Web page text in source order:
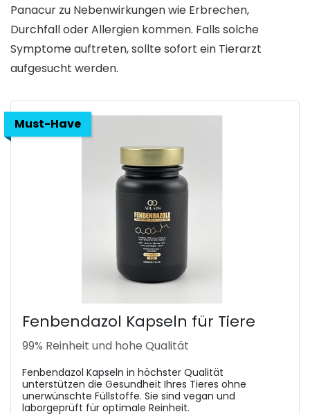
Panacur zu Nebenwirkungen wie Erbrechen,
Durchfall oder Allergien kommen. Falls solche
Symptome auftreten, sollte sofort ein Tierarzt
aufgesucht werden.
Must-Have
Fenbendazol Kapseln für Tiere
99% Reinheit und hohe Qualität
Fenbendazol Kapseln in höchster Qualität
unterstützen die Gesundheit Ihres Tieres ohne
unerwünschte Füllstoffe. Sie sind vegan und
laborgeprüft für optimale Reinheit.